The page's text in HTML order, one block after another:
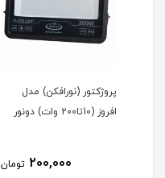
پروژکتور (نورافکن) مدل
افروز (10تا200 وات) دونور
200,000 تومان